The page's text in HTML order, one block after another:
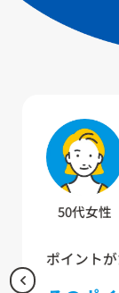
50代女性
ポイントが